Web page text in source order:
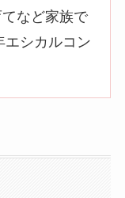
など家族で
エシカルコン